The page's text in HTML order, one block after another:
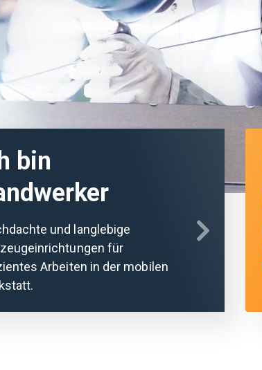
bin
und langlebige
für
Arbeiten in der mobilen